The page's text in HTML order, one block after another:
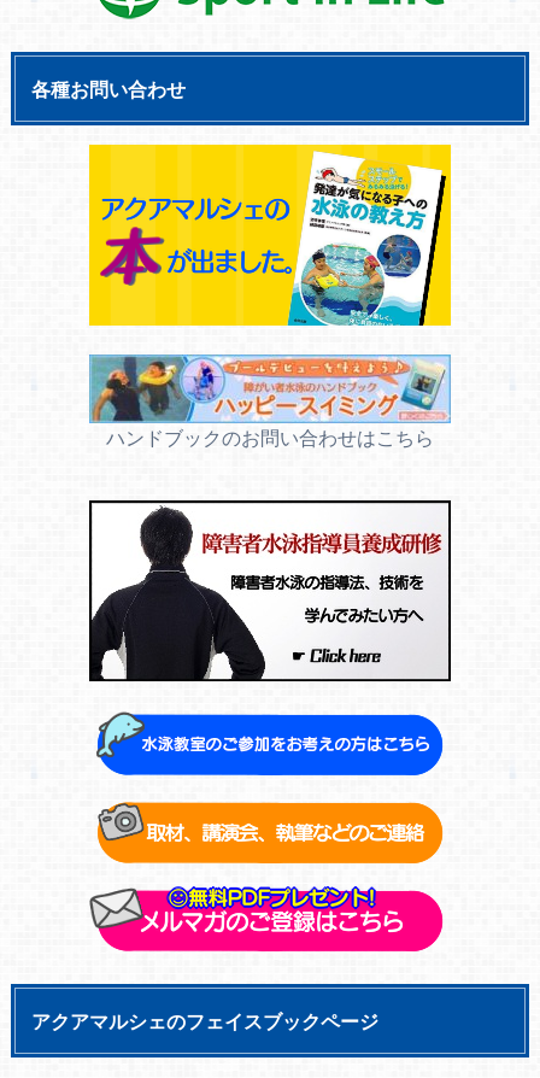
各種お問い合わせ
ハンドブックのお問い合わせはこちら
アクアマルシェのフェイスブックページ